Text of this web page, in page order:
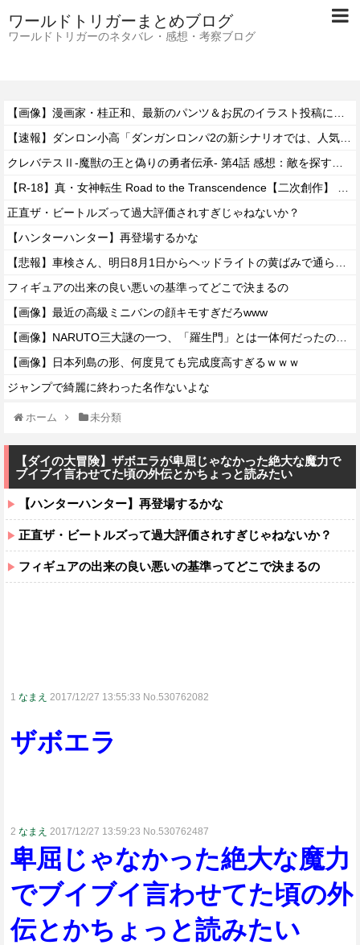
ワールドトリガーまとめブログ
ワールドトリガーのネタバレ・感想・考察ブログ
正直ザ・ビートルズって過大評価されすぎじゃねないか？
【ハンターハンター】再登場するかな
フィギュアの出来の良い悪いの基準ってどこで決まるの
【画像】最近の高級ミニバンの顔キモすぎだろwww
【画像】日本列島の形、何度見ても完成度高すぎるｗｗｗ
ジャンプで綺麗に終わった名作ないよな
ホーム 未分類
【ダイの大冒険】ザボエラが卑屈じゃなかった絶大な魔力で
ブイブイ言わせてた頃の外伝とかちょっと読みたい
【ハンターハンター】再登場するかな
正直ザ・ビートルズって過大評価されすぎじゃねないか？
フィギュアの出来の良い悪いの基準ってどこで決まるの
1 なまえ 2017/12/27 13:55:33 No.530762082
ザボエラ
2 なまえ 2017/12/27 13:59:23 No.530762487
卑屈じゃなかった絶大な魔力
でブイブイ言わせてた頃の外
伝とかちょっと読みたい